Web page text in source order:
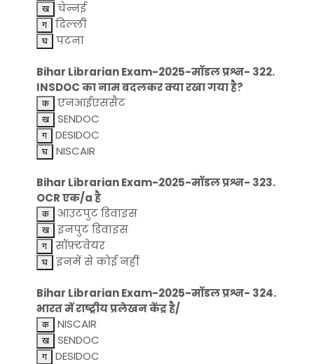
चेन्नई
दिल्ली
पटना
Bihar Librarian Exam-2025-मॉडल प्रश्न- 322.
INSDOC का नाम बदलकर क्या रखा गया है?
एनआईएससैट
SENDOC
DESIDOC
NISCAIR
Bihar Librarian Exam-2025-मॉडल प्रश्न- 323.
OCR एक/a है
आउटपुट डिवाइस
इनपुट डिवाइस
सॉफ़्टवेयर
इनमें से कोई नहीं
Bihar Librarian Exam-2025-मॉडल प्रश्न- 324.
भारत में राष्ट्रीय प्रलेखन केंद्र है/
NISCAIR
SENDOC
DESIDOC